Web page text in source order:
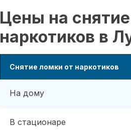
Цены на
наркотиков в
Снятие ломки от наркотиков
На дому
В стационаре